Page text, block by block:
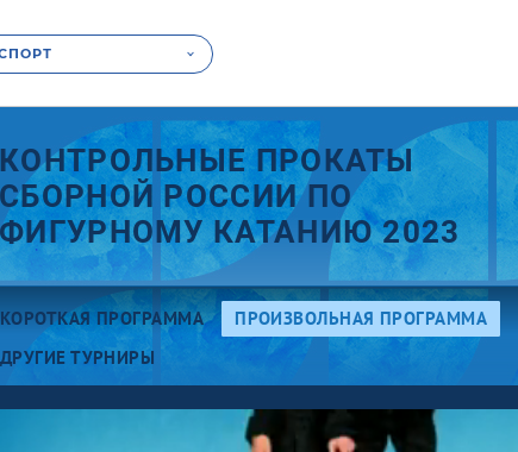
КОНТРОЛЬНЫЕ ПРОКАТЫ
СБОРНОЙ РОССИИ ПО
ФИГУРНОМУ КАТАНИЮ 2023
КОРОТКАЯ ПРОГРАММА ПРОИЗВОЛЬНАЯ ПРОГРАММА
ДРУГИЕ ТУРНИРЫ